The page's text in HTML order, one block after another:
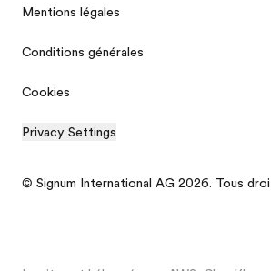
Mentions légales
Conditions générales
Cookies
Privacy Settings
© Signum International AG 2026. Tous